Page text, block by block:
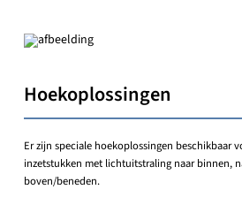
Hoekoplossingen
Er zijn speciale hoekoplossingen beschikbaar
inzetstukken met lichtuitstraling naar binnen,
boven/beneden.